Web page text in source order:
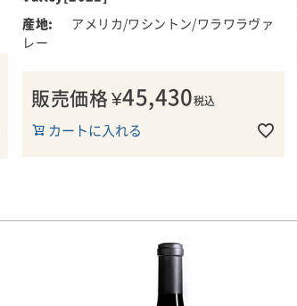
驚くほど飽和度の高いワインレッド色。摘
みたてのブラックベリーやブルーベリー・
乾燥したバラという、おばあちゃんの古い
グシップは、豊かで長い余韻とともに、も
ちなみに、レオネッティ・セラーは、リザ
ーブについて、このように考えています。
アメリカ/ワシントン/ワラワラヴァ
レー
販売価格¥45,430税込
カートに入れる